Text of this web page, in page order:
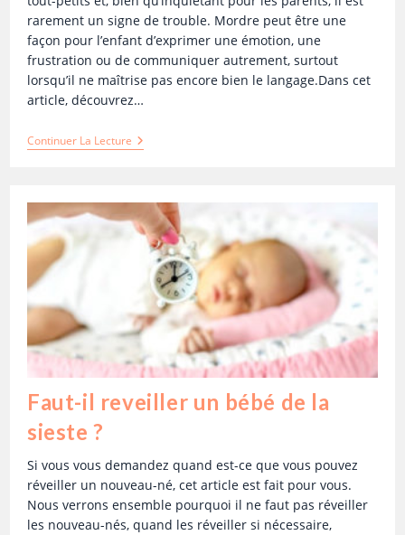
rarement un signe de trouble. Mordre peut être une
façon pour l’enfant d’exprimer une émotion, une
frustration ou de communiquer autrement, surtout
lorsqu’il ne maîtrise pas encore bien le langage.Dans cet
article, découvrez…
Continuer La Lecture
Faut-il reveiller un bébé de la
sieste ?
Si vous vous demandez quand est-ce que vous pouvez
réveiller un nouveau-né, cet article est fait pour vous.
Nous verrons ensemble pourquoi il ne faut pas réveiller
les nouveau-nés, quand les réveiller si nécessaire,